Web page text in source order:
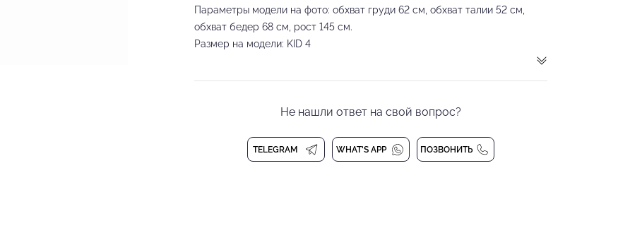
Параметры модели на фото: обхват груди 62 см, обхват талии 52 см,
обхват бедер 68 см, рост 145 см.
Размер на модели: KID 4
позволяет держать форму. Воздушный детский гимнастический
маленькой принцессе получить незабываемые эмоции. Гимнастический
купальник без застежки.
Не нашли ответ на свой вопрос?
TELEGRAM WHAT'S APP ПОЗВОНИТЬ